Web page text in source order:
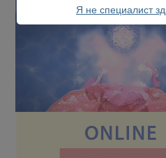
Я не специалист